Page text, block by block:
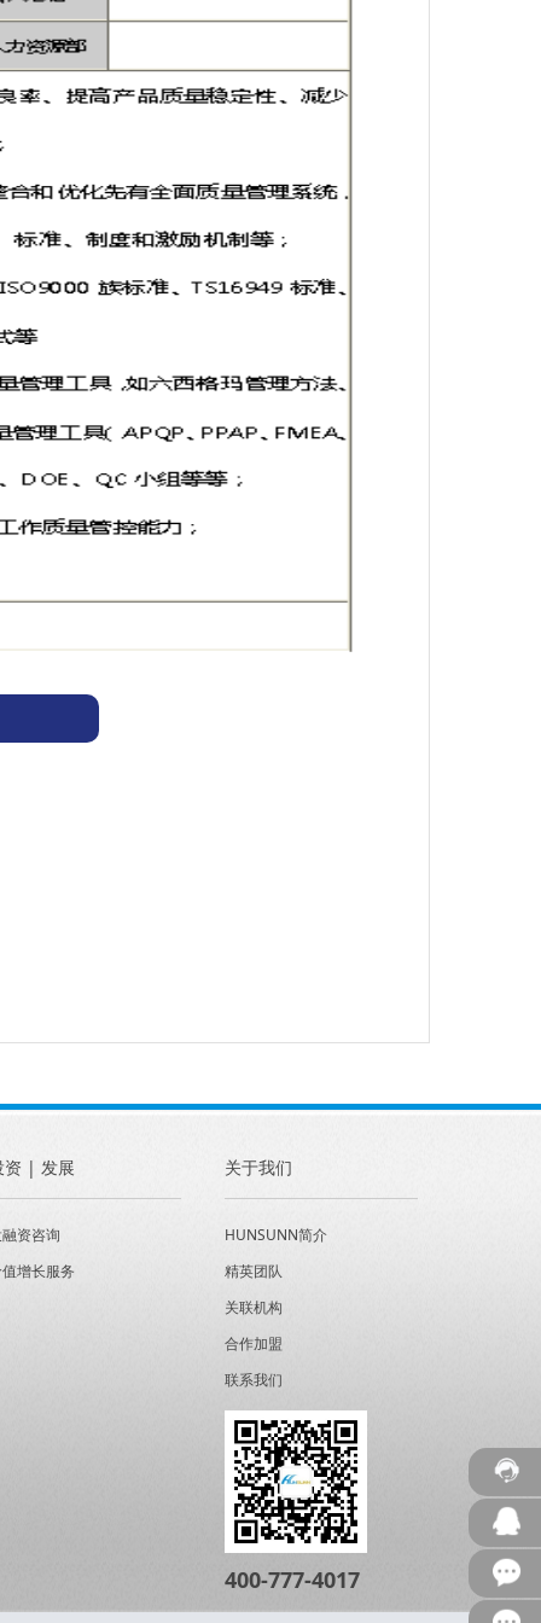
资 | 发展
资咨询
增长服务
关于我们
HUNSUNN简介
精英团队
关联机构
合作加盟
联系我们
400-777-4017